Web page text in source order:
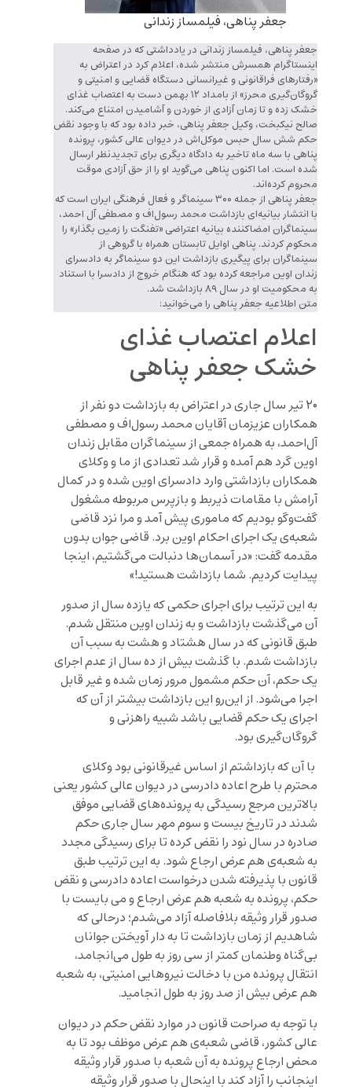
جعفر پناهی، فیلمساز زندانی
جعفر پناهی، فیلمساز زندانی در یادداشتی که در صفحه
اینستاگرام همسرش منتشر شده، اعلام کرد در اعتراض به
«رفتارهای فراقانونی و غیرانسانی دستگاه قضایی و امنیتی و
گروگان‌گیری محرز» از بامداد ۱۲ بهمن‌ دست به اعتصاب غذای
خشک زده و تا زمان آزادی از خوردن و آشامیدن امتناع می‌کند.
صالح نیکبخت، وکیل جعفر پناهی، خبر داده بود که با وجود نقض
حکم شش سال حبس موکل‌‌اش در دیوان عالی کشور، پرونده
پناهی با سه ماه تاخیر به دادگاه دیگری برای تجدیدنظر ارسال
شده است. اما اکنون پناهی می‌گوید او را از حق آزادی موقت
محروم کرده‌اند.
جعفر پناهی از جمله ۳۰۰ سینماگر و فعال فرهنگی ایران است که
با انتشار بیانیه‌ای بازداشت محمد رسول‌اف و مصطفی آل احمد،
سینماگران امضاکننده بیانیه اعتراضی «تفنگت را زمین بگذار» را
محکوم کردند. پناهی اوایل تابستان همراه با گروهی از
سینماگران برای پیگیری بازداشت این دو سینماگر به دادسرای
زندان اوین مراجعه کرده بود که هنگام خروج از دادسرا با استناد
به محکومیت او در سال ۸۹ بازداشت شد.
متن اطلاعیه جعفر پناهی را می‌خوانید:
اعلام اعتصاب غذای
خشک جعفر پناهی
۲۰ تیر سال جاری در اعتراض به بازداشت دو نفر از
همکاران عزیزمان آقایان محمد رسول‌اف و مصطفی
آل‌احمد، به همراه جمعی از سینماگران مقابل زندان
اوین گرد هم آمده و قرار شد تعدادی از ما و وکلای
همکاران بازداشتی وارد دادسرای اوین شده و در کمال
آرامش با مقامات ذیربط و بازپرس مربوطه مشغول
گفت‌وگو بودیم که ماموری پیش آمد و مرا نزد قاضی
شعبه‌ی یک اجرای احکام اوین برد. قاضی جوان بدون
مقدمه گفت: «در آسمان‌ها دنبالت می‌گشتیم، اینجا
پیدایت کردیم. شما بازداشت هستید!»
به این ترتیب برای اجرای حکمی که یازده سال از صدور
آن می‌گذشت بازداشت و به زندان اوین منتقل شدم.
طبق قانونی که در سال هشتاد و هشت به سبب آن
بازداشت شدم. با گذشت بیش از ده ‌سال از عدم اجرای
یک حکم، آن حکم مشمول مرور زمان شده و غیر قابل
اجرا می‌شود. از این‌رو این بازداشت بیشتر از آن که
اجرای یک حکم قضایی باشد شبیه راهزنی و
گروگان‌گیری بود.
با آن که بازداشتم از اساس غیرقانونی بود وکلای
محترم با طرح اعاده دادرسی در دیوان عالی کشور یعنی
بالاترین مرجع رسیدگی به پرونده‌های قضایی موفق
شدند در تاریخ بیست و سوم‌ مهر سال جاری حکم
صادره در سال نود را نقض کرده تا برای رسیدگی مجدد
به شعبه‌ی هم عرض ارجاع شود. به این ترتیب طبق
قانون با پذیرفته شدن درخواست اعاده دادرسی و نقض
حکم، پرونده به شعبه هم عرض ارجاع و می بایست با
صدور قرار وثیقه بلافاصله آزاد می‌شدم؛ درحالی که
شاهدیم از زمان بازداشت تا به دار آویختن جوانان
بی‌گناه وطنمان کمتر از سی روز به طول می‌انجامد،
انتقال پرونده من با دخالت نیروهایی امنیتی، به شعبه
هم عرض بیش از صد روز به طول انجامید.
با توجه به صراحت قانون در موارد نقض حکم در دیوان
عالی کشور، قاضی شعبه‌ی هم عرض موظف بود تا به
محض ارجاع پرونده به آن شعبه با صدور قرار وثیقه
اینجانب را آزاد کند با اینحال با صدور قرار وثیقه